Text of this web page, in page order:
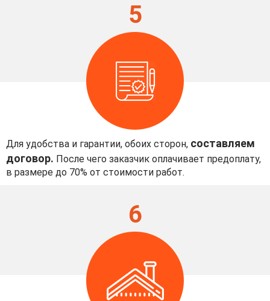
Для удобства и гарантии, обоих сторон, составляем
договор. После чего заказчик оплачивает предоплату,
в размере до 70% от стоимости работ.
5
6